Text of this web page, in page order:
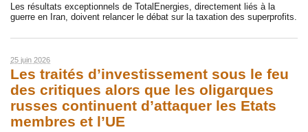
Les résultats exceptionnels de TotalEnergies, directement liés à la
guerre en Iran, doivent relancer le débat sur la taxation des superprofits.
25 juin 2026
Les traités d’investissement sous le feu
des critiques alors que les oligarques
russes continuent d’attaquer les Etats
membres et l’UE